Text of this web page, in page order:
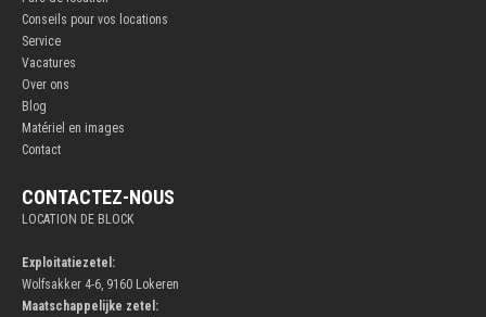
Conseils pour vos locations
Service
Vacatures
Over ons
Blog
Matériel en images
Contact
CONTACTEZ-NOUS
LOCATION DE BLOCK
Exploitatiezetel:
Wolfsakker 4-6, 9160 Lokeren
Maatschappelijke zetel: